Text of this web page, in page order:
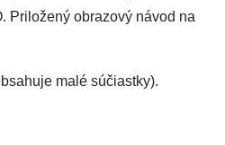
Priložený obrazový návod na
malé súčiastky).